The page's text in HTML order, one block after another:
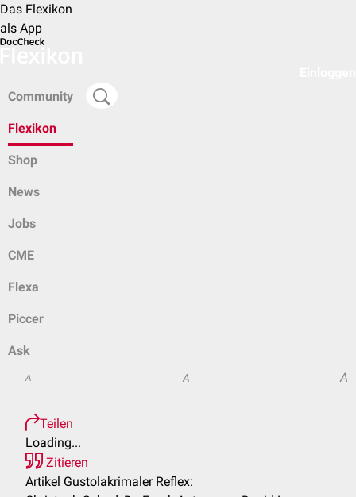
Das Flexikon
als App
Community
Flexikon
Shop
News
Jobs
CME
Flexa
Piccer
Ask
A A A
Teilen
Loading...
Zitieren
Artikel Gustolakrimaler Reflex: